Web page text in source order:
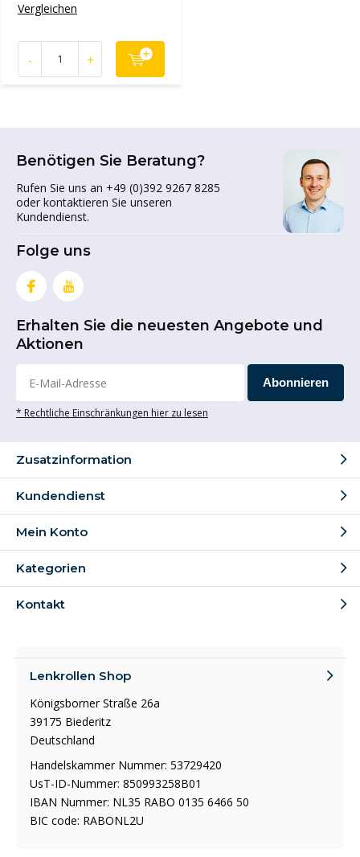
Vergleichen
- +
Benötigen Sie Beratung?
Rufen Sie uns an +49 (0)392 9267 8285
oder kontaktieren Sie unseren
Kundendienst.
Folge uns
Erhalten Sie die neuesten Angebote und
Aktionen
Abonnieren
* Rechtliche Einschränkungen hier zu lesen
Zusatzinformation
Kundendienst
Mein Konto
Kategorien
Kontakt
Lenkrollen Shop
Königsborner Straße 26a
39175 Biederitz
Deutschland
Handelskammer Nummer: 53729420
UsT-ID-Nummer: 850993258B01
IBAN Nummer: NL35 RABO 0135 6466 50
BIC code: RABONL2U